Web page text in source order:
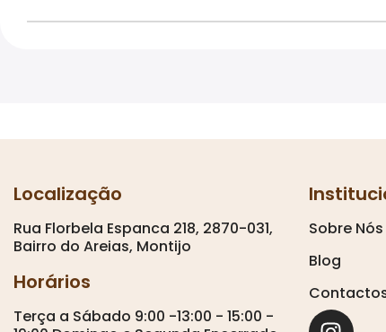
Localização
Rua Florbela Espanca 218, 2870-031,
Bairro do Areias, Montijo
Horários
Terça a Sábado 9:00 -13:00 - 15:00 -
Sobre Nós
Blog